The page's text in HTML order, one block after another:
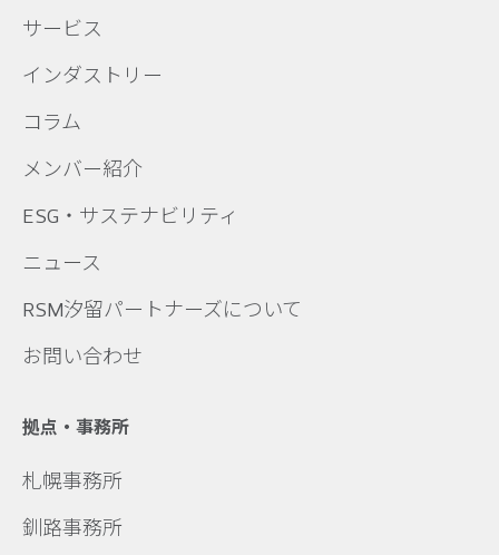
サービス
インダストリー
コラム
メンバー紹介
ESG・サステナビリティ
ニュース
RSM汐留パートナーズについて
お問い合わせ
拠点・事務所
札幌事務所
釧路事務所